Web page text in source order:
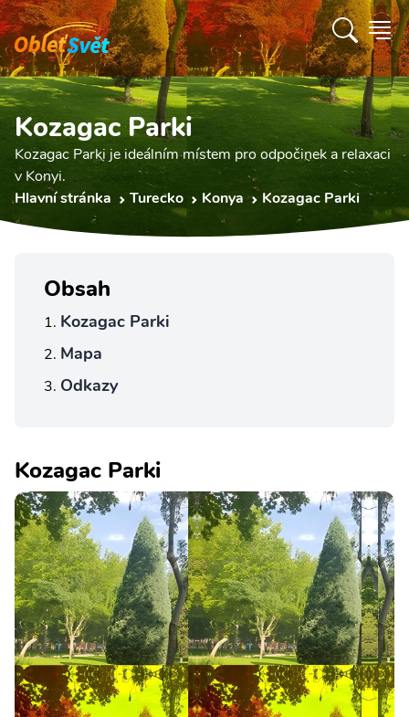
Kozagac Parki
Kozagac Parki je ideálním místem pro odpočinek a relaxaci
v Konyi.
Hlavní stránka
Turecko Konya Kozagac Parki
Obsah
Kozagac Parki
Mapa
Odkazy
Kozagac Parki